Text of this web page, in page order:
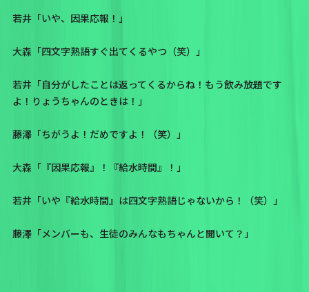
若井「いや、因果応報！」
大森「四文字熟語すぐ出てくるやつ（笑）」
若井「自分がしたことは返ってくるからね！もう飲み放題です
よ！りょうちゃんのときは！」
藤澤「ちがうよ！だめですよ！（笑）」
大森「『因果応報』！『給水時間』！」
若井「いや『給水時間』は四文字熟語じゃないから！（笑）」
藤澤「メンバーも、生徒のみんなもちゃんと聞いて？」